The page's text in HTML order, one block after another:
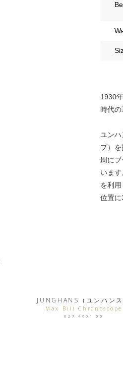
1930
時代の
ユン
プ）
周に
いま
を利
位置に
JUNGHANS（ユンハンス
Max Bill Chronoscope
027 4601 00